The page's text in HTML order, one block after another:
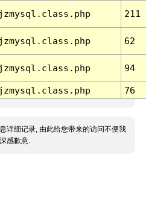
211
62
94
76
详细记录, 由此给您带来的访问不便我
感歉意.